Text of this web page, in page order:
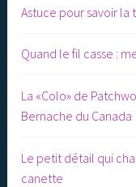
Astuce pour savoir la
Quand le fil casse :
La «Colo» de
Bernache du Canada
Le petit détail qui
canette